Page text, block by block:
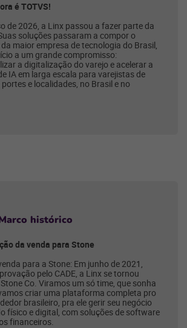
é TOTVS!
de 2026, a Linx passou a fazer parte da
soluções passaram a compor o
maior empresa de tecnologia do Brasil,
a um grande compromisso:
a digitalização do varejo e acelerar a
IA em larga escala para varejistas de
e localidades, no Brasil e no
histórico
da venda para Stone
para a Stone: Em junho de 2021,
pelo CADE, a Linx se tornou
Co. Viramos um só time, que sonha
criar uma plataforma completa pro
brasileiro, pra ele gerir seu negócio
físico e digital, com soluções de software
financeiros.